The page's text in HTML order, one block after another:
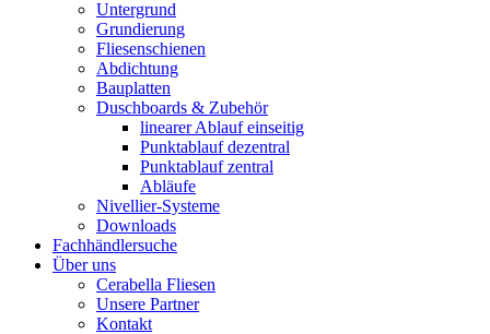
Untergrund
Grundierung
Fliesenschienen
Abdichtung
Bauplatten
Duschboards & Zubehör
linearer Ablauf einseitig
Punktablauf dezentral
Punktablauf zentral
Abläufe
Nivellier-Systeme
Downloads
Fachhändlersuche
Über uns
Cerabella Fliesen
Unsere Partner
Kontakt